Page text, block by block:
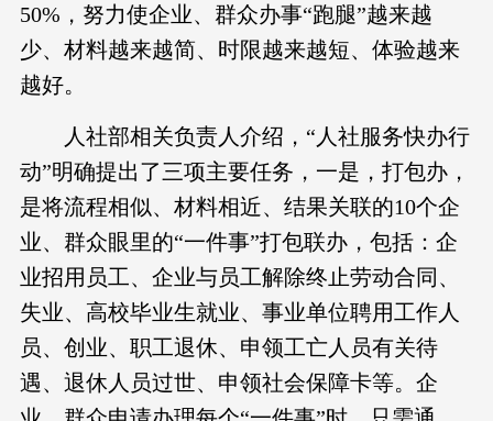
50%，努力使企业、群众办事“跑腿”越来越
少、材料越来越简、时限越来越短、体验越来
越好。
人社部相关负责人介绍，“人社服务快办行
动”明确提出了三项主要任务，一是，打包办，
是将流程相似、材料相近、结果关联的10个企
业、群众眼里的“一件事”打包联办，包括：企
业招用员工、企业与员工解除终止劳动合同、
失业、高校毕业生就业、事业单位聘用工作人
员、创业、职工退休、申领工亡人员有关待
遇、退休人员过世、申领社会保障卡等。企